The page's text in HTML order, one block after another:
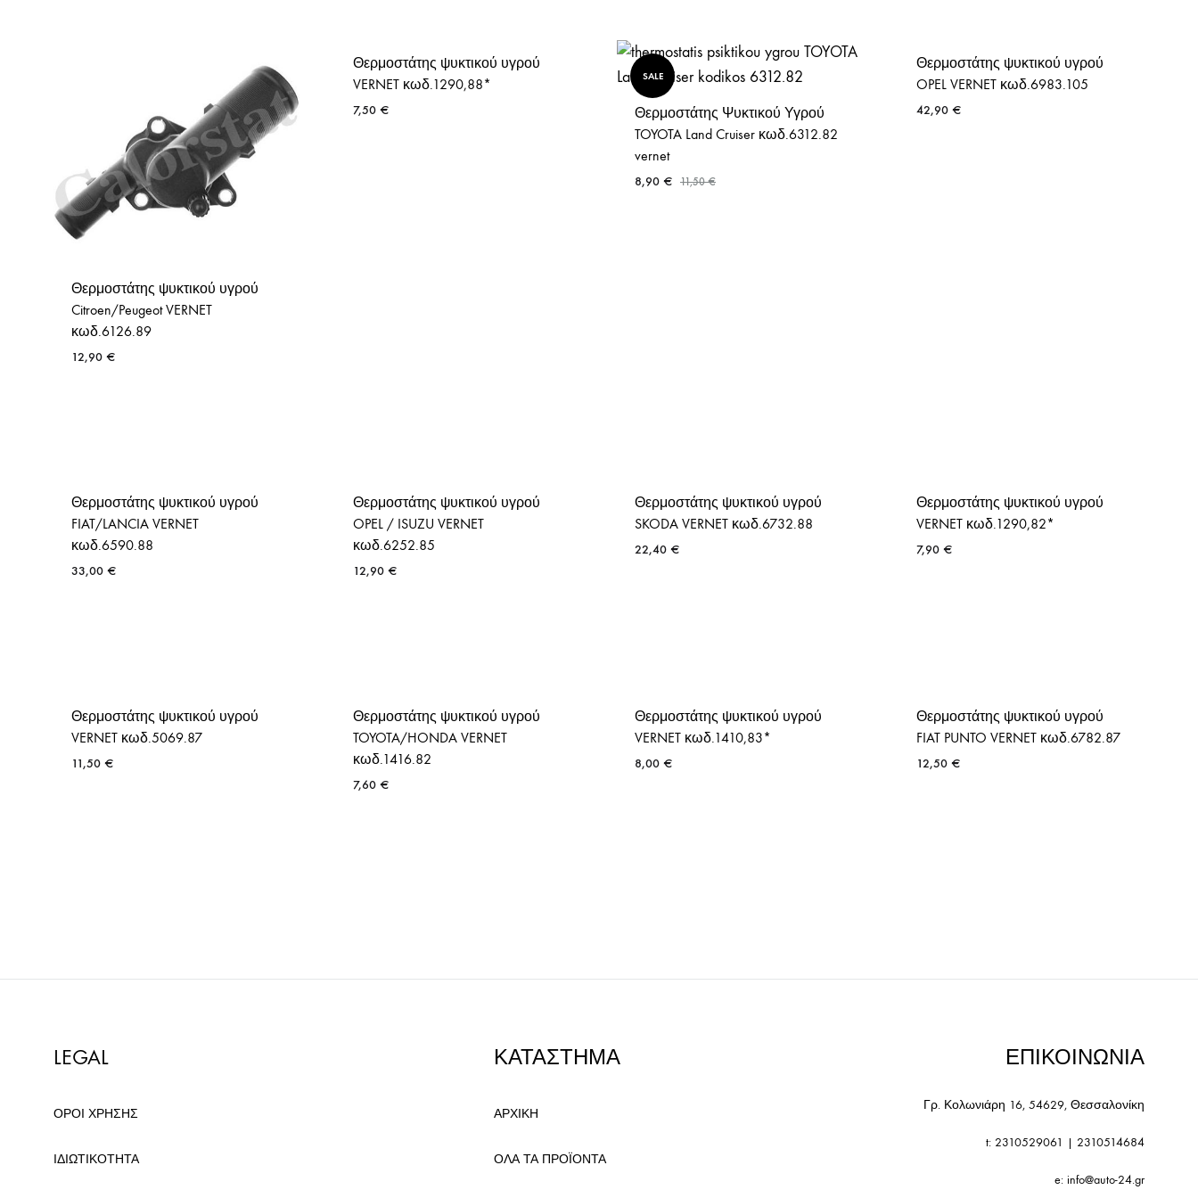
Θερμοστάτης ψυκτικού υγρού
Citroen/Peugeot VERNET
κωδ.6126.89
12,90 €
Θερμοστάτης ψυκτικού υγρού
VERNET κωδ.1290,88*
7,50 €
SALE
Θερμοστάτης Ψυκτικού Υγρού
TOYOTA Land Cruiser κωδ.6312.82
vernet
8,90 € 11,50€
Θερμοστάτης ψυκτικού υγρού
OPEL VERNET κωδ.6983.105
42,90 €
Θερμοστάτης ψυκτικού υγρού
FIAT/LANCIA VERNET
κωδ.6590.88
33,00 €
Θερμοστάτης ψυκτικού υγρού
OPEL / ISUZU VERNET
κωδ.6252.85
12,90 €
Θερμοστάτης ψυκτικού υγρού
SKODA VERNET κωδ.6732.88
22,40 €
Θερμοστάτης ψυκτικού υγρού
VERNET κωδ.1290,82*
7,90 €
Θερμοστάτης ψυκτικού υγρού
VERNET κωδ.5069.87
11,50 €
Θερμοστάτης ψυκτικού υγρού
TOYOTA/HONDA VERNET
κωδ.1416.82
7,60 €
Θερμοστάτης ψυκτικού υγρού
VERNET κωδ.1410,83*
8,00 €
Θερμοστάτης ψυκτικού υγρού
FIAT PUNTO VERNET κωδ.6782.87
12,50 €
LEGAL
ΟΡΟΙ ΧΡΗΣΗΣ
ΙΔΙΩΤΙΚΟΤΗΤΑ
ΚΑΤΑΣΤΗΜΑ
ΑΡΧΙΚΗ
ΟΛΑ ΤΑ ΠΡΟΪΟΝΤΑ
ΕΠΙΚΟΙΝΩΝΙΑ
Γρ. Κολωνιάρη 16, 54629, Θεσσαλονίκη
t: 2310529061 | 2310514684
e: info@auto-24.gr